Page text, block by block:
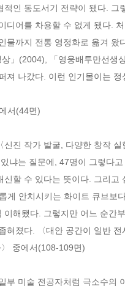
적인 동도서기 전략이 됐다.
디어를 차용할 수 없게 됐다.
물까지 전통 영정화로 옮겨
」(2004), 「영웅배투만선
져 나갔다. 이런 인기몰이는
서(44면)
신진 작가 발굴, 다양한 창작
냐는 질문에, 47명이 그렇다
신할 수 있다는 뜻이다. 그리
게 안치시키는 화이트 큐브
이해됐다. 그렇지만 어느 순간
혀졌다. 〈대안 공간이 일반
중에서(108-109면)
부 미술 전공자처럼 극소수의